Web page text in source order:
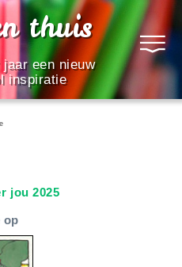
thuis
een nieuw
inspiratie
jou 2025
op